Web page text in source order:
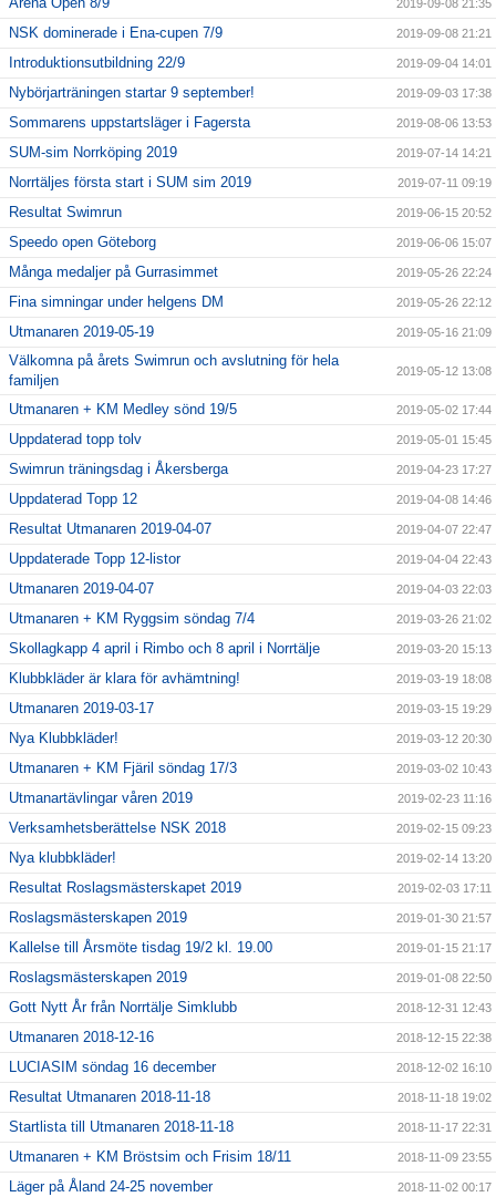
2019-09-08 21:35
NSK dominerade i Ena-cupen 7/9 2019-09-08 21:21
Introduktionsutbildning 22/9 2019-09-04 14:01
Nybörjarträningen startar 9 september! 2019-09-03 17:38
Sommarens uppstartsläger i Fagersta 2019-08-06 13:53
SUM-sim Norrköping 2019 2019-07-14 14:21
Norrtäljes första start i SUM sim 2019 2019-07-11 09:19
Resultat Swimrun 2019-06-15 20:52
Speedo open Göteborg 2019-06-06 15:07
Många medaljer på Gurrasimmet 2019-05-26 22:24
Fina simningar under helgens DM 2019-05-26 22:12
Utmanaren 2019-05-19 2019-05-16 21:09
Välkomna på årets Swimrun och avslutning för hela
familjen
2019-05-12 13:08
Utmanaren + KM Medley sönd 19/5 2019-05-02 17:44
Uppdaterad topp tolv 2019-05-01 15:45
Swimrun träningsdag i Åkersberga 2019-04-23 17:27
Uppdaterad Topp 12 2019-04-08 14:46
Resultat Utmanaren 2019-04-07 2019-04-07 22:47
Uppdaterade Topp 12-listor 2019-04-04 22:43
Utmanaren 2019-04-07 2019-04-03 22:03
Utmanaren + KM Ryggsim söndag 7/4 2019-03-26 21:02
Skollagkapp 4 april i Rimbo och 8 april i Norrtälje 2019-03-20 15:13
Klubbkläder är klara för avhämtning! 2019-03-19 18:08
Utmanaren 2019-03-17 2019-03-15 19:29
Nya Klubbkläder! 2019-03-12 20:30
Utmanaren + KM Fjäril söndag 17/3 2019-03-02 10:43
Utmanartävlingar våren 2019 2019-02-23 11:16
Verksamhetsberättelse NSK 2018 2019-02-15 09:23
Nya klubbkläder! 2019-02-14 13:20
Resultat Roslagsmästerskapet 2019 2019-02-03 17:11
Roslagsmästerskapen 2019 2019-01-30 21:57
Kallelse till Årsmöte tisdag 19/2 kl. 19.00 2019-01-15 21:17
Roslagsmästerskapen 2019 2019-01-08 22:50
Gott Nytt År från Norrtälje Simklubb 2018-12-31 12:43
Utmanaren 2018-12-16 2018-12-15 22:38
LUCIASIM söndag 16 december 2018-12-02 16:10
Resultat Utmanaren 2018-11-18 2018-11-18 19:02
Startlista till Utmanaren 2018-11-18 2018-11-17 22:31
Utmanaren + KM Bröstsim och Frisim 18/11 2018-11-09 23:55
Läger på Åland 24-25 november 2018-11-02 00:17